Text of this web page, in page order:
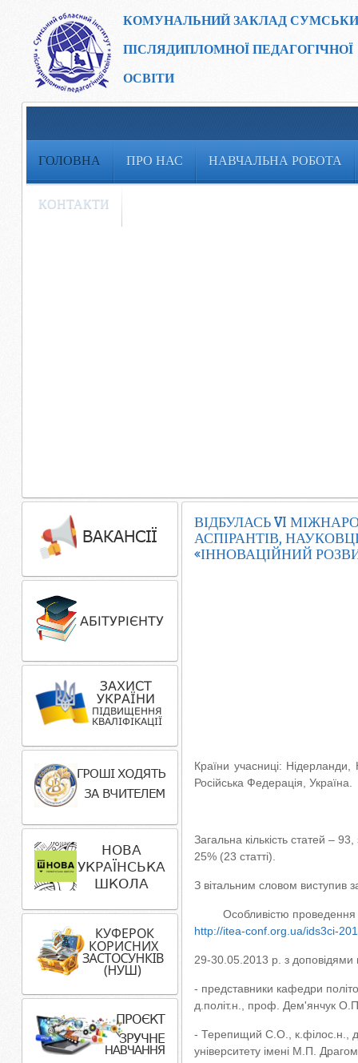
КОМУНАЛЬНИЙ ЗАКЛАД
ПІСЛЯДИПЛОМНОЇ ПЕДАГОГІЧНОЇ
ОСВІТИ
ГОЛОВНА ПРО НАС НАВЧАЛЬНА РОБОТА
КОНТАКТИ
ВІДБУЛАСЬ VI
АСПІРАНТІВ,
«ІННОВАЦІЙНИЙ
Країни учасниці:
Російська Федерація, Україна.
Загальна кількість статей –
25% (23 статті).
З вітальним словом виступив
Особливістю проведення
http://itea-conf.org.ua/ids3ci-
29-30.05.2013 р. з доповідями
- представники кафедри
д.політ.н., проф. Дем'янчук
- Терепищий С.О., к.філос.н.,
університету імені М.П.